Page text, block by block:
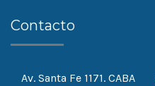
Contacto
Av. Santa Fe 1171. CABA